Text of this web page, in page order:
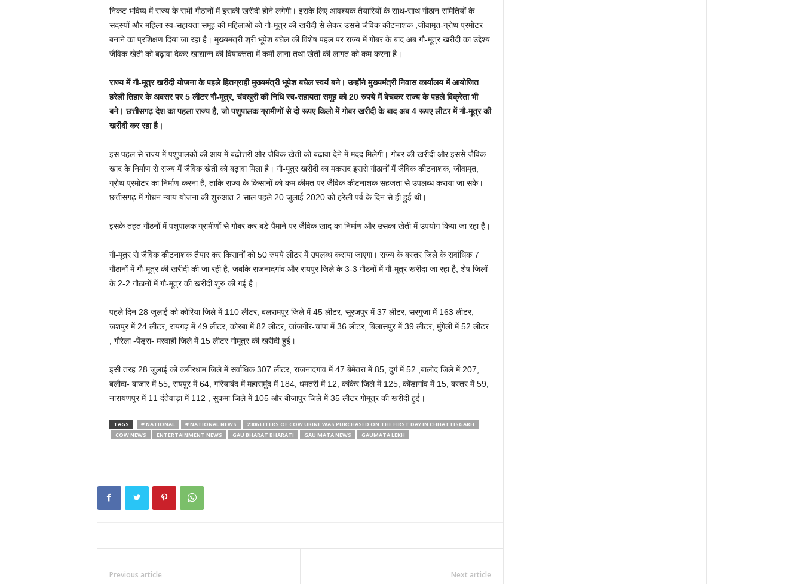
निकट भविष्य में राज्य के सभी गौठानों में इसकी खरीदी होने लगेगी। इसके लिए आवश्यक तैयारियों के साथ-साथ गौठान समितियों के
सदस्यों और महिला स्व-सहायता समूह की महिलाओं को गौ-मूत्र की खरीदी से लेकर उससे जैविक कीटनाशक ,जीवामृत-ग्रोथ प्रमोटर
बनाने का प्रशिक्षण दिया जा रहा है। मुख्यमंत्री श्री भूपेश बघेल की विशेष पहल पर राज्य में गोबर के बाद अब गौ-मूत्र खरीदी का उद्देश्य
जैविक खेती को बढ़ावा देकर खाद्यान्न की विषाक्तता में कमी लाना तथा खेती की लागत को कम करना है।
राज्य में गौ-मूत्र खरीदी योजना के पहले हितग्राही मुख्यमंत्री भूपेश बघेल स्वयं बने। उन्होंने मुख्यमंत्री निवास कार्यालय में आयोजित
हरेली तिहार के अवसर पर 5 लीटर गौ-मूत्र, चंदखुरी की निधि स्व-सहायता समूह को 20 रुपये में बेचकर राज्य के पहले विक्रेता भी
बने। छत्तीसगढ़ देश का पहला राज्य है, जो पशुपालक ग्रामीणों से दो रूपए किलो में गोबर खरीदी के बाद अब 4 रूपए लीटर में गौ-मूत्र की
खरीदी कर रहा है।
इस पहल से राज्य में पशुपालकों की आय में बढ़ोत्तरी और जैविक खेती को बढ़ावा देने में मदद मिलेगी। गोबर की खरीदी और इससे जैविक
खाद के निर्माण से राज्य में जैविक खेती को बढ़ावा मिला है। गौ-मूत्र खरीदी का मकसद इससे गौठानों में जैविक कीटनाशक, जीवामृत,
ग्रोथ प्रमोटर का निर्माण करना है, ताकि राज्य के किसानों को कम कीमत पर जैविक कीटनाशक सहजता से उपलब्ध कराया जा सके।
छत्तीसगढ़ में गोधन न्याय योजना की शुरुआत 2 साल पहले 20 जुलाई 2020 को हरेली पर्व के दिन से ही हुई थी।
इसके तहत गौठनों में पशुपालक ग्रामीणों से गोबर कर बड़े पैमाने पर जैविक खाद का निर्माण और उसका खेती में उपयोग किया जा रहा है।
गौ-मूत्र से जैविक कीटनाशक तैयार कर किसानों को 50 रुपये लीटर में उपलब्ध कराया जाएगा। राज्य के बस्तर जिले के सर्वाधिक 7
गौठानों में गौ-मूत्र की खरीदी की जा रही है, जबकि राजनादगांव और रायपुर जिले के 3-3 गौठनों में गौ-मूत्र खरीदा जा रहा है, शेष जिलों
के 2-2 गौठानों में गौ-मूत्र की खरीदी शुरु की गई है।
पहले दिन 28 जुलाई को कोरिया जिले में 110 लीटर, बलरामपुर जिले में 45 लीटर, सूरजपुर में 37 लीटर, सरगुजा में 163 लीटर,
जशपुर में 24 लीटर, रायगढ़ में 49 लीटर, कोरबा में 82 लीटर, जांजगीर-चांपा में 36 लीटर, बिलासपुर में 39 लीटर, मुंगेली में 52 लीटर
, गौरेला -पेंड्रा- मरवाही जिले में 15 लीटर गोमूत्र की खरीदी हुई।
इसी तरह 28 जुलाई को कबीरधाम जिले में सर्वाधिक 307 लीटर, राजनादगांव में 47 बेमेतरा में 85, दुर्ग में 52 ,बालोद जिले में 207,
बलौदा- बाजार में 55, रायपुर में 64, गरियाबंद में महासमुंद में 184, धमतरी में 12, कांकेर जिले में 125, कोंडागांव में 15, बस्तर में 59,
नारायणपुर में 11 दंतेवाड़ा में 112 , सुकमा जिले में 105 और बीजापुर जिले में 35 लीटर गोमूत्र की खरीदी हुई।
TAGS # NATIONAL # NATIONAL NEWS
2306 LITERS OF COW URINE WAS PURCHASED ON THE FIRST DAY IN CHHATTISGARH
COW NEWS
ENTERTAINMENT NEWS GAU BHARAT BHARATI GAU MATA NEWS GAUMATA LEKH
Previous article Next article